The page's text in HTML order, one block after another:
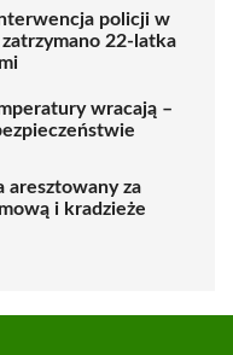
policji w
22-latka
wracają –
aresztowany za
i kradzieże